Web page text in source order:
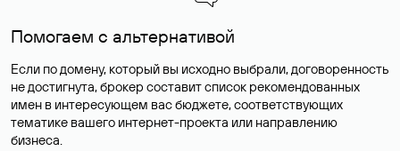
Помогаем с альтернативой
Если по домену, который вы исходно выбрали, договоренность
не достигнута, брокер составит список рекомендованных
имен в интересующем вас бюджете, соответствующих
тематике вашего интернет-проекта или направлению
бизнеса.